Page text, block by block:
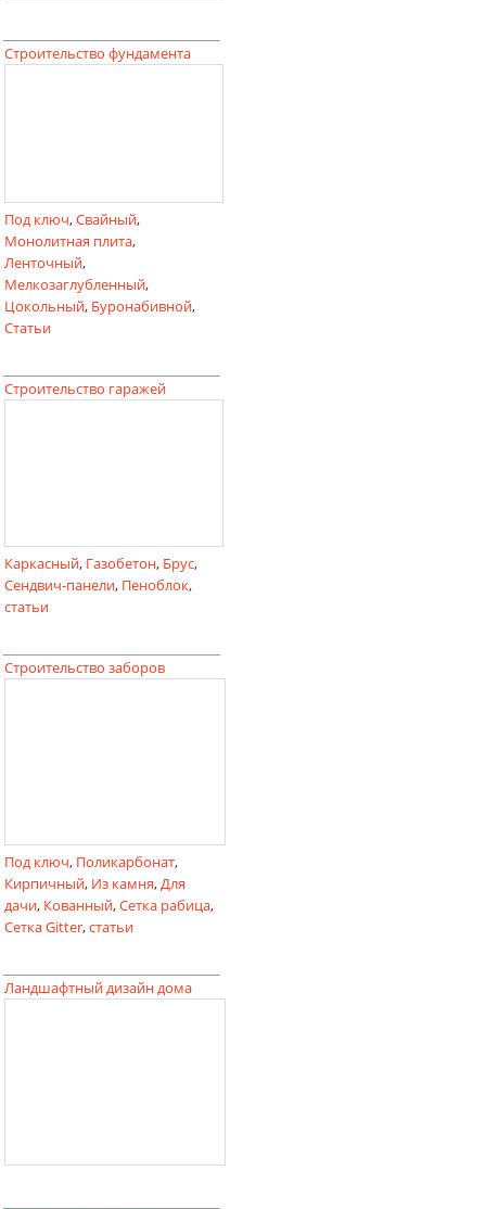
Строительство фундамента
Под ключ,Свайный,
Монолитная плита,
Ленточный,
Мелкозаглубленный,
Цокольный, Буронабивной,
Статьи
Строительство гаражей
Каркасный, Газобетон, Брус,
Сендвич-панели, Пеноблок,
статьи
Строительство заборов
Под ключ, Поликарбонат,
Кирпичный, Из камня,Для
дачи, Кованный,Сетка рабица,
Сетка Gitter,статьи
Ландшафтный дизайн дома